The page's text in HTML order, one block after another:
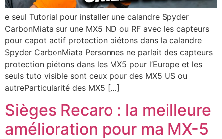
e seul Tutorial pour installer une calandre Spyder
CarbonMiata sur une MX5 ND ou RF avec les capteurs
pour capot actif protection piétons dans la calandre
Spyder CarbonMiata Personnes ne parlait des capteurs
protection piétons dans les MX5 pour l’Europe et les
seuls tuto visible sont ceux pour des MX5 US ou
autreParticularité des MX5 […]
Sièges Recaro : la meilleure
amélioration pour ma MX-5